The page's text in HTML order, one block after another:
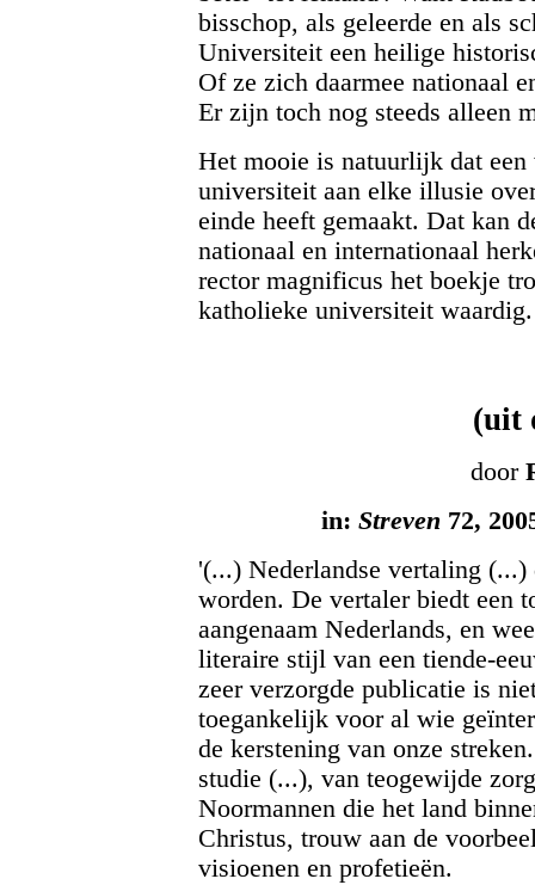
bisschop, als geleerde en als
Universiteit een heilige
Of ze zich daarmee nationaal
Er zijn toch nog steeds alleen
Het mooie is natuurlijk dat
universiteit aan elke illusie
einde heeft gemaakt. Dat kan
nationaal en internationaal
rector magnificus het boekje
katholieke universiteit waardig.
(uit
door
in: Streven 72,
'(...) Nederlandse vertaling
worden. De vertaler biedt een
aangenaam Nederlands, en
literaire stijl van een tiende-
zeer verzorgde publicatie is
toegankelijk voor al wie
de kerstening van onze
studie (...), van teogewijde
Noormannen die het land
Christus, trouw aan de
visioenen en profetieën.